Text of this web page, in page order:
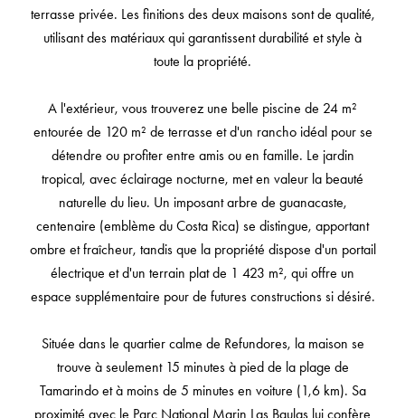
terrasse privée. Les finitions des deux maisons sont de qualité,
utilisant des matériaux qui garantissent durabilité et style à
toute la propriété.
A l'extérieur, vous trouverez une belle piscine de 24 m²
entourée de 120 m² de terrasse et d'un rancho idéal pour se
détendre ou profiter entre amis ou en famille. Le jardin
tropical, avec éclairage nocturne, met en valeur la beauté
naturelle du lieu. Un imposant arbre de guanacaste,
centenaire (emblème du Costa Rica) se distingue, apportant
ombre et fraîcheur, tandis que la propriété dispose d'un portail
électrique et d'un terrain plat de 1 423 m², qui offre un
espace supplémentaire pour de futures constructions si désiré.
Située dans le quartier calme de Refundores, la maison se
trouve à seulement 15 minutes à pied de la plage de
Tamarindo et à moins de 5 minutes en voiture (1,6 km). Sa
proximité avec le Parc National Marin Las Baulas lui confère